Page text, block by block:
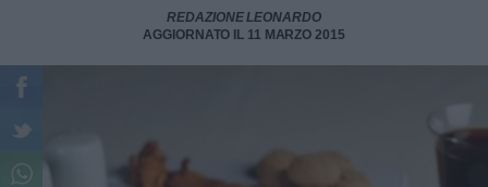
REDAZIONE LEONARDO
AGGIORNATO IL 11 MARZO 2015